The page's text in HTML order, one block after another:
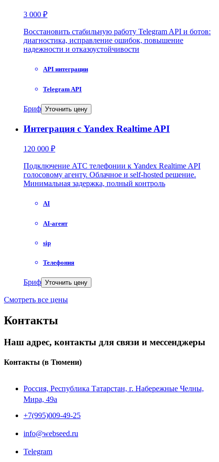
3 000 ₽
Восстановить стабильную работу Telegram API и ботов:
диагностика, исправление ошибок, повышение
надежности и отказоустойчивости
API интеграции
Telegram API
Бриф Уточнить цену
Интеграция с Yandex Realtime API
120 000 ₽
Подключение АТС телефонии к Yandex Realtime API
голосовому агенту. Облачное и self-hosted решение.
Минимальная задержка, полный контроль
AI
AI-агент
sip
Телефония
Бриф Уточнить цену
Смотреть все цены
Контакты
Наш адрес, контакты для связи и мессенджеры
Контакты (в Тюмени)
Россия, Республика Татарстан, г. Набережные Челны,
Мира, 49a
+7(995)009-49-25
info@webseed.ru
Telegram